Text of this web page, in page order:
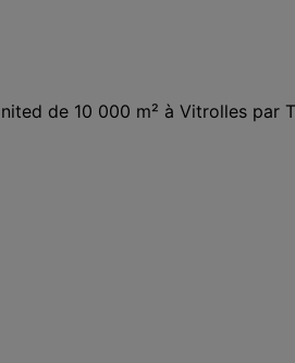
de 10 000 m² à Vitrolles